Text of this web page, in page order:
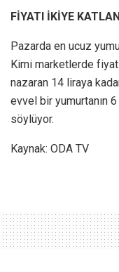
FİYATI İKİYE
Pazarda en ucuz
Kimi marketlerde
nazaran 14 liraya
evvel bir yumurtanın 6
söylüyor.
Kaynak: ODA TV